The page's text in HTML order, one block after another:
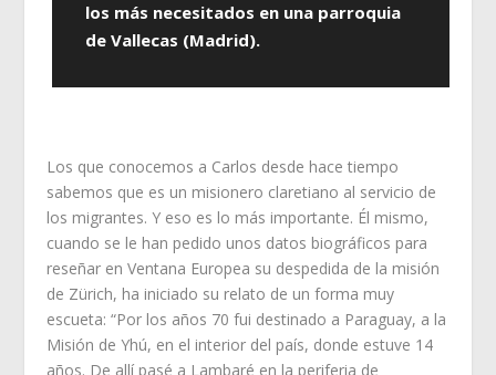
los más necesitados en una parroquia
de Vallecas (Madrid).
Los que conocemos a Carlos desde hace tiempo
sabemos que es un misionero claretiano al servicio de
los migrantes. Y eso es lo más importante. Él mismo,
cuando se le han pedido unos datos biográficos para
reseñar en Ventana Europea su despedida de la misión
de Zürich, ha iniciado su relato de un forma muy
escueta: “Por los años 70 fui destinado a Paraguay, a la
Misión de Yhú, en el interior del país, donde estuve 14
años. De allí pasé a Lambaré en la periferia de